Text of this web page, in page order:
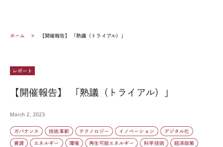
ホーム 【開催報告】 「熟議（トライアル）」
レポート
【開催報告】 「熟議（トライアル）」
March 2, 2023
ガバナンス 技術革新 テクノロジー イノベーション デジタル化
資源 エネルギー 環境 再生可能エネルギー 科学技術 経済政策